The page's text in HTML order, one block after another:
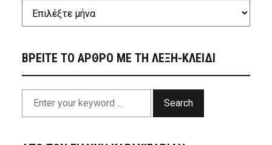
ΒΡΕΙΤΕ ΤΟ ΑΡΘΡΟ ΜΕ ΤΗ ΛΕΞΗ-ΚΛΕΙΔΙ
Search